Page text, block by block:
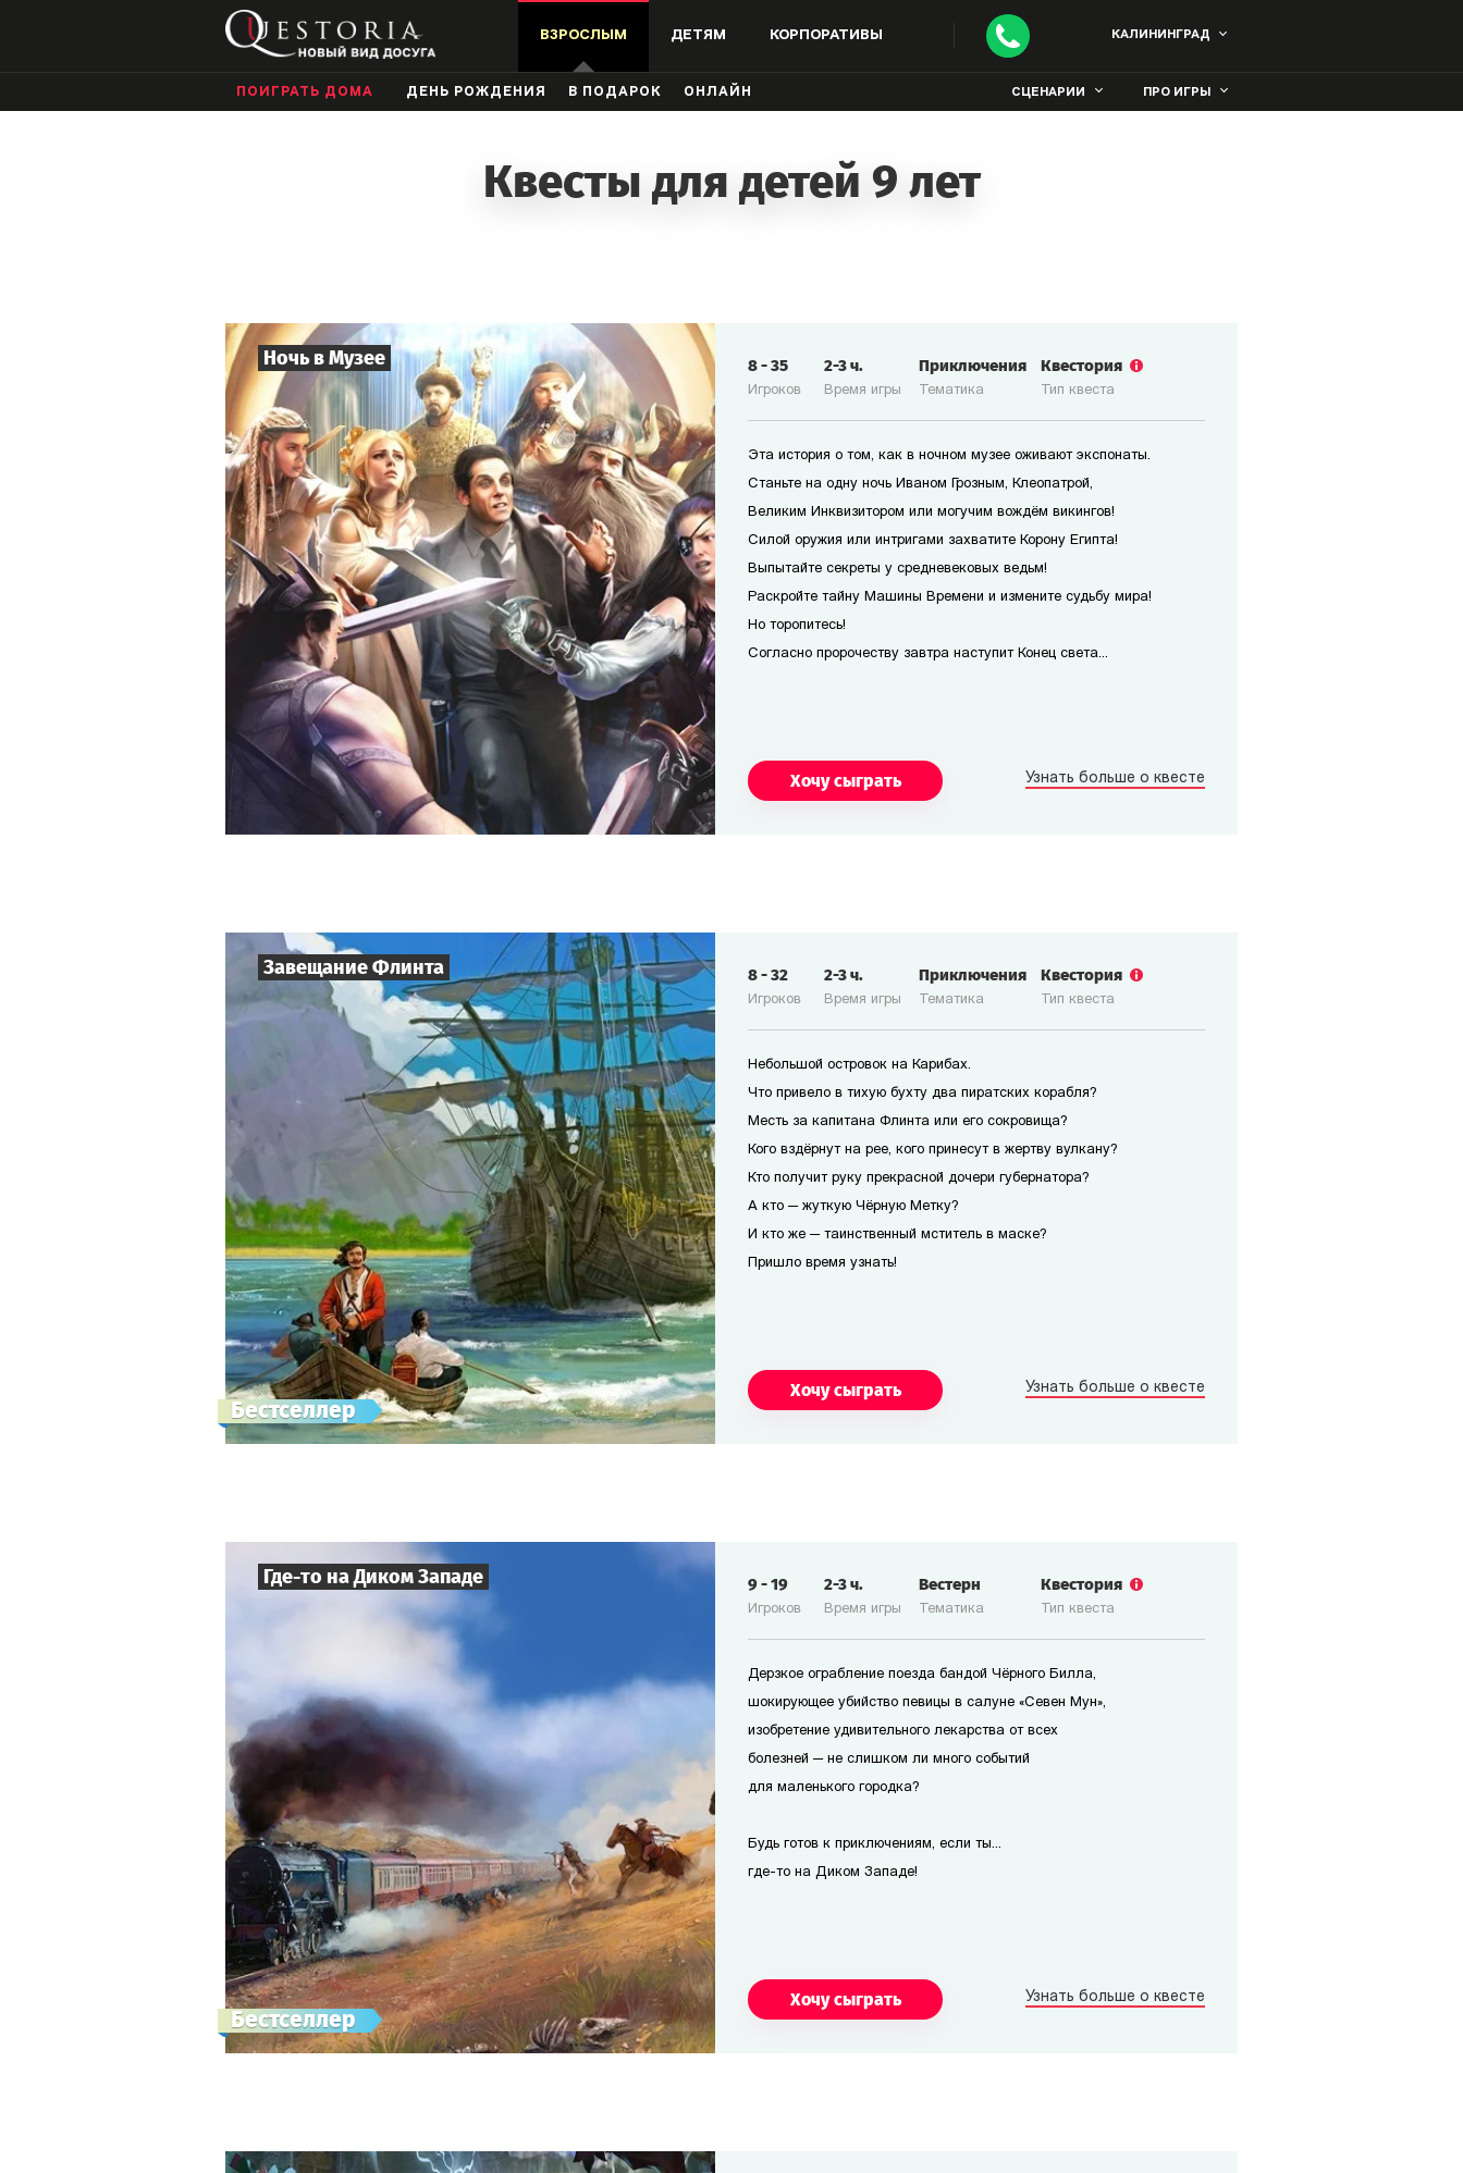
ВЗРОСЛЫМ ДЕТЯМ КОРПОРАТИВЫ КАЛИНИНГРАД
ПОИГРАТЬ ДОМА ДЕНЬ РОЖДЕНИЯ В ПОДАРОК ОНЛАЙН СЦЕНАРИИ ПРО ИГРЫ
Квесты для детей 9 лет
Ночь в Музее
Игроков
8-35
Время игры
2-3ч.
Тематика
Приключения
Тип квеста
Квестория
Эта история о том, как в ночном музее оживают экспонаты.
Станьте на одну ночь Иваном Грозным, Клеопатрой,
Великим Инквизитором или могучим вождём викингов!
Силой оружия или интригами захватите Корону Египта!
Выпытайте секреты у средневековых ведьм!
Раскройте тайну Машины Времени и измените судьбу мира!
Но торопитесь!
Согласно пророчеству завтра наступит Конец света...
Хочу сыграть Узнать больше о квесте
Завещание Флинта
Бестселлер
Игроков
8-32
Время игры
2-3ч.
Тематика
Приключения
Тип квеста
Квестория
Небольшой островок на Карибах.
Что привело в тихую бухту два пиратских корабля?
Месть за капитана Флинта или его сокровища?
Кого вздёрнут на рее, кого принесут в жертву вулкану?
Кто получит руку прекрасной дочери губернатора?
А кто — жуткую Чёрную Метку?
И кто же — таинственный мститель в маске?
Пришло время узнать!
Хочу сыграть Узнать больше о квесте
Где-то на Диком Западе
Бестселлер
Игроков
9-19
Время игры
2-3ч.
Тематика
Вестерн
Тип квеста
Квестория
Дерзкое ограбление поезда бандой Чёрного Билла,
шокирующее убийство певицы в салуне «Севен Мун»,
изобретение удивительного лекарства от всех
болезней — не слишком ли много событий
для маленького городка?
Будь готов к приключениям, если ты...
где-то на Диком Западе!
Хочу сыграть Узнать больше о квесте